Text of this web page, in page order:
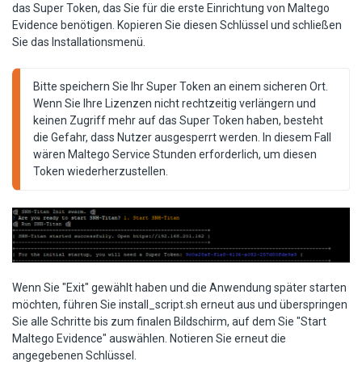
das Super Token, das Sie für die erste Einrichtung von Maltego
Evidence benötigen. Kopieren Sie diesen Schlüssel und schließen
Sie das Installationsmenü.
Bitte speichern Sie Ihr Super Token an einem sicheren Ort.
Wenn Sie Ihre Lizenzen nicht rechtzeitig verlängern und
keinen Zugriff mehr auf das Super Token haben, besteht
die Gefahr, dass Nutzer ausgesperrt werden. In diesem Fall
wären Maltego Service Stunden erforderlich, um diesen
Token wiederherzustellen.
Wenn Sie "Exit" gewählt haben und die Anwendung später starten
möchten, führen Sie install_script.sh erneut aus und überspringen
Sie alle Schritte bis zum finalen Bildschirm, auf dem Sie "Start
Maltego Evidence" auswählen. Notieren Sie erneut die
angegebenen Schlüssel.